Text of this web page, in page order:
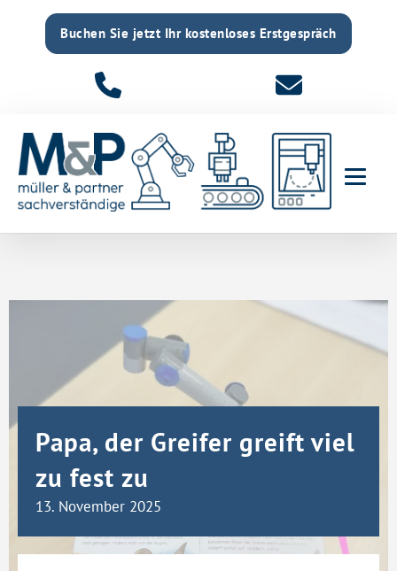
Buchen Sie jetzt Ihr kostenloses Erstgespräch
Papa, der Greifer greift viel
zu fest zu
13. November 2025